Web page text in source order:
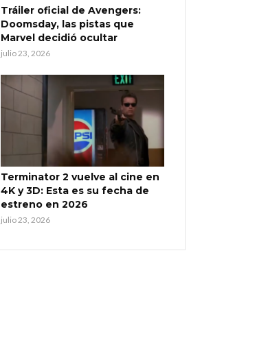
Tráiler oficial de Avengers:
Doomsday, las pistas que
Marvel decidió ocultar
julio 23, 2026
Terminator 2 vuelve al cine en
4K y 3D: Esta es su fecha de
estreno en 2026
julio 23, 2026